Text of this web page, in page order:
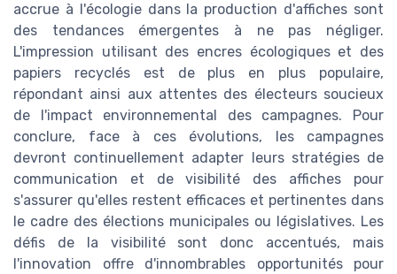
accrue à l'écologie dans la production d'affiches sont
des tendances émergentes à ne pas négliger.
L'impression utilisant des encres écologiques et des
papiers recyclés est de plus en plus populaire,
répondant ainsi aux attentes des électeurs soucieux
de l'impact environnemental des campagnes. Pour
conclure, face à ces évolutions, les campagnes
devront continuellement adapter leurs stratégies de
communication et de visibilité des affiches pour
s'assurer qu'elles restent efficaces et pertinentes dans
le cadre des élections municipales ou législatives. Les
défis de la visibilité sont donc accentués, mais
l'innovation offre d'innombrables opportunités pour